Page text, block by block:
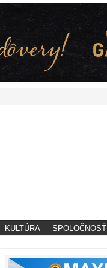
KULTÚRA SPOLOČNOSŤ